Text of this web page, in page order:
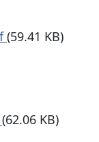
(59.41 KB)
(62.06 KB)